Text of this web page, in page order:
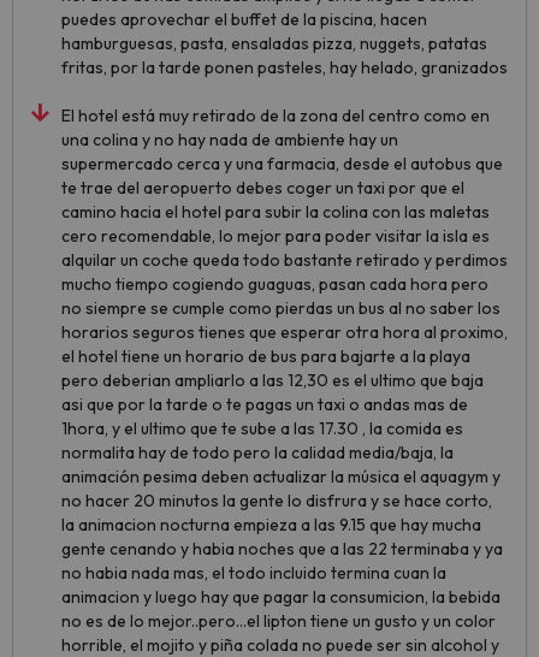
puedes aprovechar el buffet de la piscina, hacen
hamburguesas, pasta, ensaladas pizza, nuggets, patatas
fritas, por la tarde ponen pasteles, hay helado, granizados
El hotel está muy retirado de la zona del centro como en
una colina y no hay nada de ambiente hay un
supermercado cerca y una farmacia, desde el autobus que
te trae del aeropuerto debes coger un taxi por que el
camino hacia el hotel para subir la colina con las maletas
cero recomendable, lo mejor para poder visitar la isla es
alquilar un coche queda todo bastante retirado y perdimos
mucho tiempo cogiendo guaguas, pasan cada hora pero
no siempre se cumple como pierdas un bus al no saber los
horarios seguros tienes que esperar otra hora al proximo,
el hotel tiene un horario de bus para bajarte a la playa
pero deberian ampliarlo a las 12,30 es el ultimo que baja
asi que por la tarde o te pagas un taxi o andas mas de
1hora, y el ultimo que te sube a las 17.30 , la comida es
normalita hay de todo pero la calidad media/baja, la
animación pesima deben actualizar la música el aquagym y
no hacer 20 minutos la gente lo disfrura y se hace corto,
la animacion nocturna empieza a las 9.15 que hay mucha
gente cenando y habia noches que a las 22 terminaba y ya
no habia nada mas, el todo incluido termina cuan la
animacion y luego hay que pagar la consumicion, la bebida
no es de lo mejor..pero...el lipton tiene un gusto y un color
horrible, el mojito y piña colada no puede ser sin alcohol y